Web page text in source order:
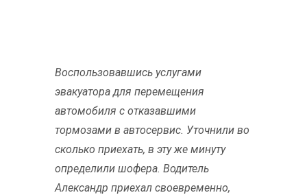
Воспользовавшись услугами
эвакуатора для перемещения
автомобиля с отказавшими
тормозами в автосервис. Уточнили во
сколько приехать, в эту же минуту
определили шофера. Водитель
Александр приехал своевременно,